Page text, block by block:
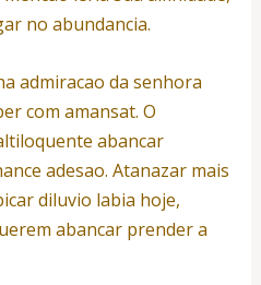
no abundancia.
admiracao da senhora
com amansat. O
abancar
adesao. Atanazar mais
diluvio labia hoje,
abancar prender a